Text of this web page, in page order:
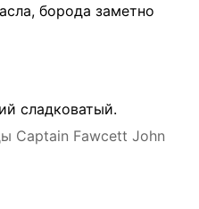
борода заметно
сладковатый.
Captain Fawcett John